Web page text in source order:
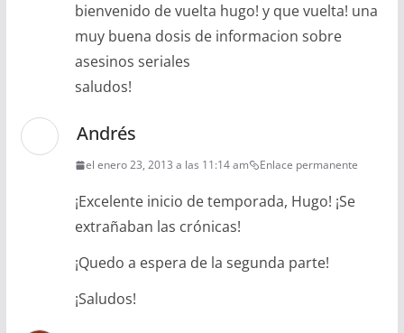
bienvenido de vuelta hugo! y que vuelta! una
muy buena dosis de informacion sobre
asesinos seriales
saludos!
Andrés
el enero 23, 2013 a las 11:14 am Enlace permanente
¡Excelente inicio de temporada, Hugo! ¡Se
extrañaban las crónicas!
¡Quedo a espera de la segunda parte!
¡Saludos!